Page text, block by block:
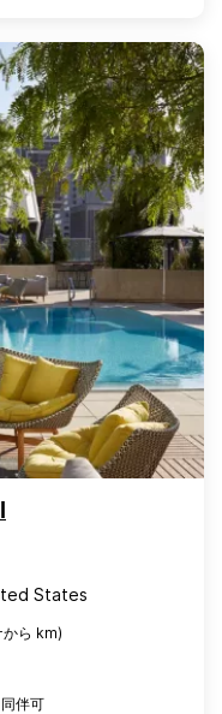
States
ら km)
伴可